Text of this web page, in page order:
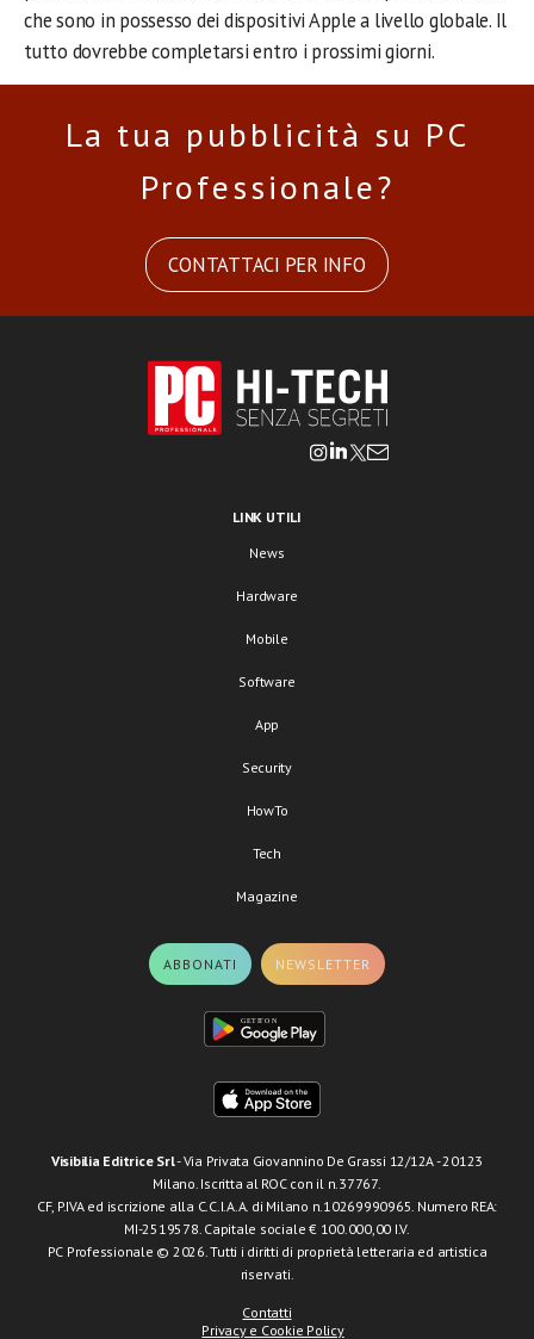
che sono in possesso dei dispositivi Apple a livello globale. Il
tutto dovrebbe completarsi entro i prossimi giorni.
La tua pubblicità su PC
Professionale?
CONTATTACI PER INFO
LINK UTILI
News
Hardware
Mobile
Software
App
Security
HowTo
Tech
Magazine
ABBONATI NEWSLETTER
Visibilia Editrice Srl- Via Privata Giovannino De Grassi 12/12A - 20123
Milano. Iscritta al ROC con il n.37767.
CF, P.IVA ed iscrizione alla C.C.I.A.A. di Milano n.10269990965. Numero REA:
MI-2519578. Capitale sociale € 100.000,00 I.V.
PC Professionale © 2026. Tutti i diritti di proprietà letteraria ed artistica
riservati.
Contatti
Privacy e Cookie Policy